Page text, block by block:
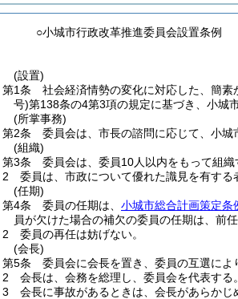
○小城市行政改革推進委員会設置条例
(設置)
第1条
社会経済情勢の変化に対応した、簡
号)第138条の4第3項の規定に基づき、小城
(所掌事務)
第2条
委員会は、市長の諮問に応じて、小
(組織)
第3条
委員会は、委員10人以内をもって組織
2
委員は、市政について優れた識見を有する
(任期)
第4条
委員の任期は、 小城市総合計画策定条
員が欠けた場合の補欠の委員の任期は、前
2
委員の再任は妨げない。
(会長)
第5条
委員会に会長を置き、委員の互選によ
2
会長は、会務を総理し、委員会を代表する。
3
会長に事故があるときは、会長があらかじ